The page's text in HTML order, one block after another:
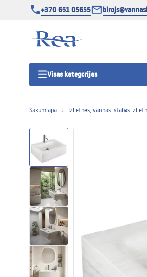
+370 661 05655
Visas kategorijas
Dušas durvis
Vannas istabas dušas paliktņi
Lineāras dušas notekas
Tualetes
Izlietnes
Sākumlapa Izlietnes, vannas istabas